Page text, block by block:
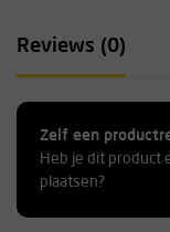
Reviews (0)
Zelf een
Heb je dit product
plaatsen?